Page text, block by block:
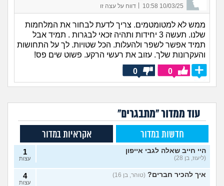
10/03/25 10:58
| דווח על עצה זו
ממש לא למטומטמים. צריך לדעת לבחור את המלחמות
שלנו. תעשה 3 יחידות ותהיה זכאי לבגרות . תמיד אבל
תמיד אפשר לשפר ולהעלות. הכל שטויות. לך על התחושות
והעקרונות שלך. עזוב את רעשי הרקע. פשוט שים פס!
0
0
עוד ממדור "מתבגרים"
חדשות במדור אקראיות במדור
היי חייב שאלה לגבי אייפון
(ליעוז, בן 28)
1
עצות
איך להכיר חברים? (טוהר, בן 16) 4
עצות